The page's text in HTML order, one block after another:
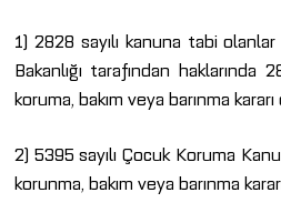
1) 2828 sayılı kanuna tabi
Bakanlığı tarafından haklarında
koruma, bakım veya barınma
2) 5395 sayılı Çocuk Koruma
korunma, bakım veya barınma